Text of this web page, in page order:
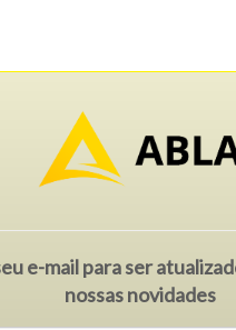
e-mail para ser
nossas novidades